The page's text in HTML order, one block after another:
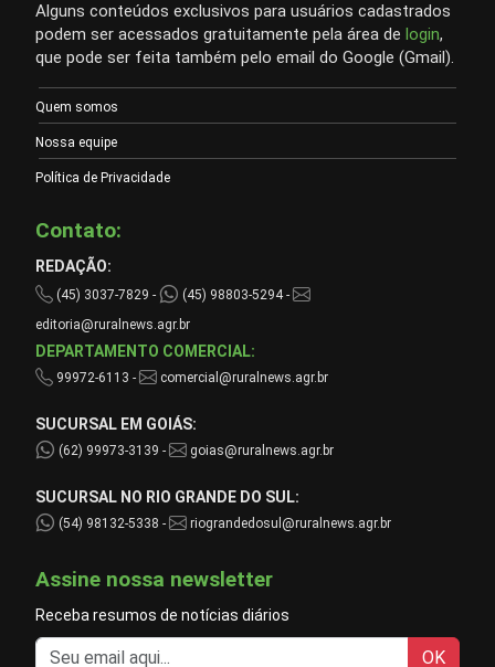
Alguns conteúdos exclusivos para usuários cadastrados
podem ser acessados gratuitamente pela área de login,
que pode ser feita também pelo email do Google (Gmail).
Quem somos
Nossa equipe
Política de Privacidade
Contato:
REDAÇÃO:
(45) 3037-7829 -
(45) 98803-5294 -
editoria@ruralnews.agr.br
DEPARTAMENTO COMERCIAL:
99972-6113 - comercial@ruralnews.agr.br
SUCURSAL EM GOIÁS:
(62) 99973-3139 - goias@ruralnews.agr.br
SUCURSAL NO RIO GRANDE DO SUL:
(54) 98132-5338 - riograndedosul@ruralnews.agr.br
Assine nossa newsletter
Receba resumos de notícias diários
OK